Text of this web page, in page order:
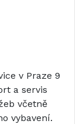
v Praze 9
a servis
včetně
vybavení.